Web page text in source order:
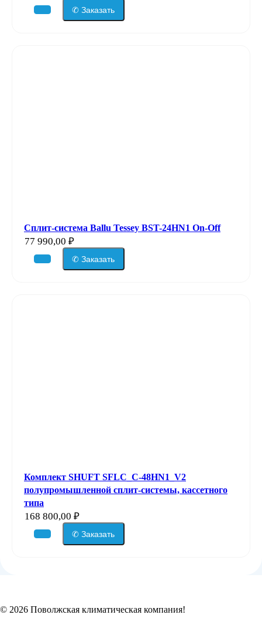
✆ Заказать
Сплит-система Ballu Tessey BST-24HN1 On-Off
77 990,00 ₽
✆ Заказать
Комплект SHUFT SFLC_C-48HN1_V2
полупромышленной сплит-системы, кассетного
типа
168 800,00 ₽
✆ Заказать
© 2026 Поволжская климатическая компания!